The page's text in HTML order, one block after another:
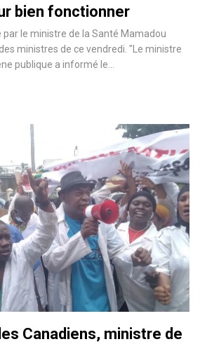
bien fonctionner
le ministre de la Santé Mamadou
ministres de ce vendredi. "Le ministre
publique a informé le…
Canadiens, ministre de